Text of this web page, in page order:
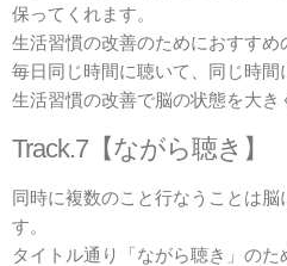
保ってくれます。
生活習慣の改善のためにおすすめ
毎日同じ時間に聴いて、同じ時間
生活習慣の改善で脳の状態を大き
Track.7【ながら聴き】
同時に複数のこと行なうことは脳
す。
タイトル通り「ながら聴き」の